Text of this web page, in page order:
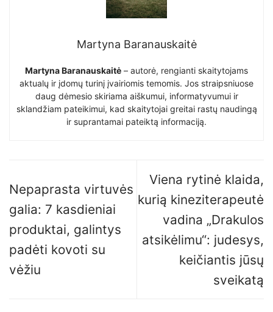
Martyna Baranauskaitė
Martyna Baranauskaitė – autorė, rengianti skaitytojams
aktualų ir įdomų turinį įvairiomis temomis. Jos straipsniuose
daug dėmesio skiriama aiškumui, informatyvumui ir
sklandžiam pateikimui, kad skaitytojai greitai rastų naudingą
ir suprantamai pateiktą informaciją.
Nepaprasta virtuvės
galia: 7 kasdieniai
produktai, galintys
padėti kovoti su
vėžiu
Viena rytinė klaida,
kurią kineziterapeutė
vadina „Drakulos
atsikėlimu“: judesys,
keičiantis jūsų
sveikatą